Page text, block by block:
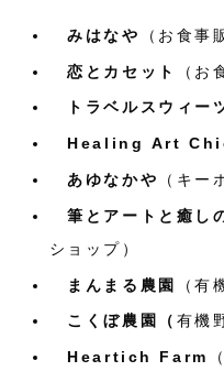
みはなや （お食事
恋とカセット （お
トラベルスウィー
Healing Art
あゆなかや （キー
筆とアートと癒し
ショップ）
まんまる農園 （有
こくぼ農園（ 有機
Heartich Farm